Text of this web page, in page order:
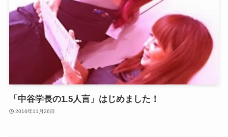
「中谷学長の1.5人言」はじめました！
2016年11月26日